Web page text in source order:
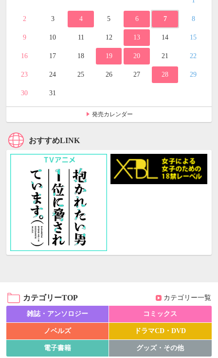
2 3 4 5 6 7 8
9 10 11 12 13 14 15
16 17 18 19 20 21 22
23 24 25 26 27 28 29
30 31
発売カレンダー
おすすめLINK
カテゴリーTOP カテゴリー一覧
雑誌・アンソロジー コミックス
ノベルズ ドラマCD・DVD
電子書籍 グッズ・その他